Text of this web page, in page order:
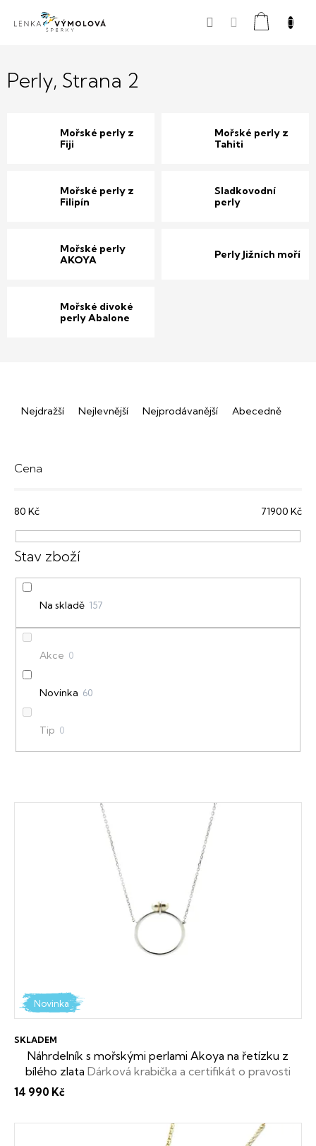
Nákupní
Perly, Strana 2
Mořské perly z
Fiji
Mořské perly z
Tahiti
Mořské perly z
Filipín
Sladkovodní
perly
Mořské perly
AKOYA
Perly Jižních moří
Mořské divoké
perly Abalone
a
e
í
p
r
o
d
u
k
ů
Nejdražší Nejlevnější Nejprodávanější Abecedně
Cena
80 Kč 71900 Kč
Na skladě 157
Akce 0
Novinka 60
Tip 0
V
d
u
t
ů
Novinka
Náhrdelník s mořskými perlami Akoya na řetízku z
bílého zlata Dárková krabička a certifikát o pravosti
SKLADEM
14 990 Kč